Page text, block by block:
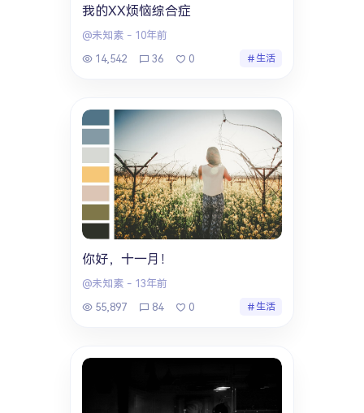
我的XX烦恼综合症
@未知素 - 10年前
14,542
36 0 生活
你好，十一月！
@未知素 - 13年前
55,897
84 0 生活